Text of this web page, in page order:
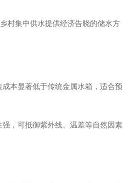
村集中供水提供经济告晓的储水方
本显著低于传统金属水箱，适合预
，可抵御紫外线、温差等自然因素